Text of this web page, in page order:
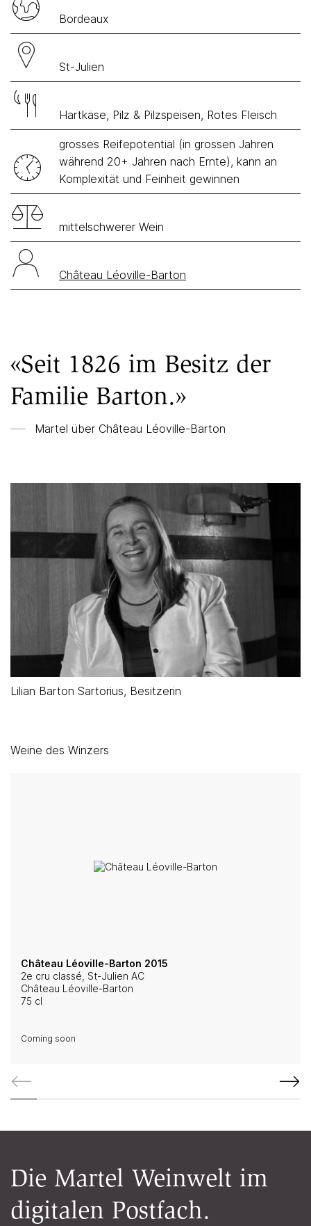
Bordeaux
St-Julien
Hartkäse, Pilz & Pilzspeisen, Rotes Fleisch
grosses Reifepotential (in grossen Jahren
während 20+ Jahren nach Ernte), kann an
Komplexität und Feinheit gewinnen
mittelschwerer Wein
Château Léoville-Barton
«Seit 1826 im Besitz der
Familie Barton.»
Martel über Château Léoville-Barton
Lilian Barton Sartorius, Besitzerin
Weine des Winzers
Château Léoville-Barton 2015
2e cru classé, St-Julien AC
Château Léoville-Barton
75 cl
Coming soon
Die Martel Weinwelt im
digitalen Postfach.